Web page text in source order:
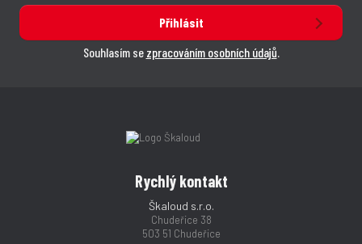
Přihlásit
Souhlasím se zpracováním osobních údajů
Rychlý kontakt
Škaloud s.r.o.
Chudeřice 38
503 51 Chudeřice